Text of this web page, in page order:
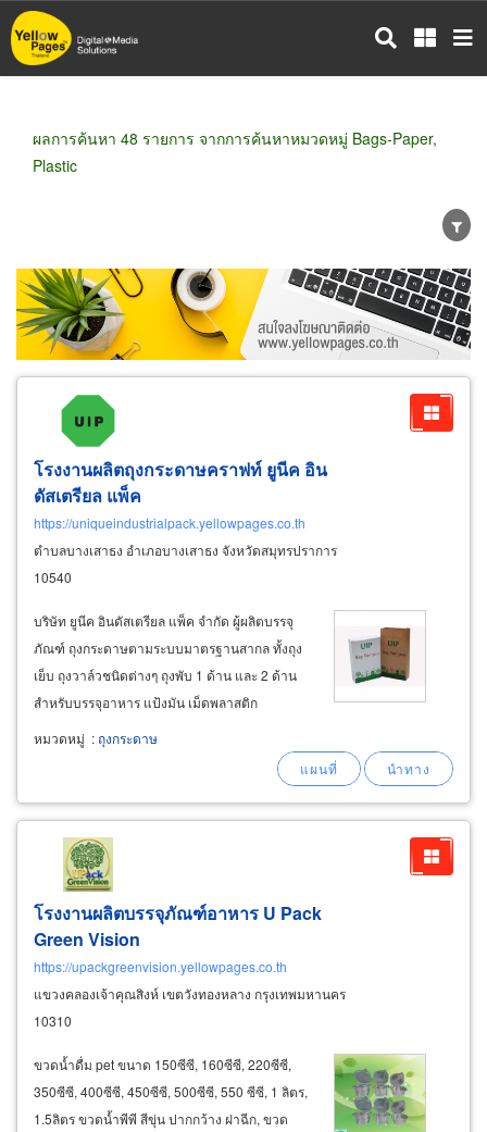
ข้าม
ไป
ผลการค้นหา 48 รายการ จากการค้นหาหมวดหมู่ Bags-Paper,
Plastic
ขายส่ง ขายปลีก ผู้ผลิต
ตัวแทนจัดจำหน่าย
ผู้ส่งออก/นำเข้า
ธุรกิจบริการ
โรงงานผลิตถุงกระดาษคราฟท์ ยูนีค อิน
ดัสเตรียล แพ็ค
https://uniqueindustrialpack.yellowpages.co.th
ตำบลบางเสาธง อำเภอบางเสาธง จังหวัดสมุทรปราการ
10540
บริษัท ยูนีค อินดัสเตรียล แพ็ค จำกัด ผู้ผลิตบรรจุ
ภัณฑ์ ถุงกระดาษตามระบบมาตรฐานสากล ทั้งถุง
เย็บ ถุงวาล์วชนิดต่างๆ ถุงพับ 1 ด้าน และ 2 ด้าน
สำหรับบรรจุอาหาร แป้งมัน เม็ดพลาสติก
เคมีภัณฑ์ต่างๆ ถุงกระดาษพับปะหัวท้าย ถุง
หมวดหมู่ : ถุงกระดาษ
โรงงานผลิตบรรจุภัณฑ์อาหาร U Pack
Green Vision
https://upackgreenvision.yellowpages.co.th
แขวงคลองเจ้าคุณสิงห์ เขตวังทองหลาง กรุงเทพมหานคร
10310
ขวดน้ำดื่ม pet ขนาด 150ซีซี, 160ซีซี, 220ซีซี,
350ซีซี, 400ซีซี, 450ซีซี, 500ซีซี, 550 ซีซี, 1 ลิตร,
1.5ลิตร ขวดน้ำพีพี สีขุ่น ปากกว้าง ฝาฉีก, ขวด